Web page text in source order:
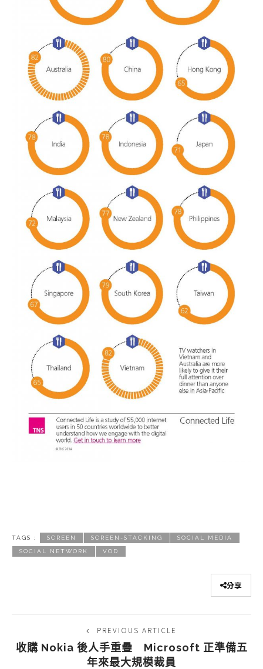
TAGS : SCREEN SCREEN-STACKING SOCIAL MEDIA
SOCIAL NETWORK VOD
分享
PREVIOUS ARTICLE
收購 Nokia 後人手重疊 Microsoft 正準備五
年來最大規模裁員